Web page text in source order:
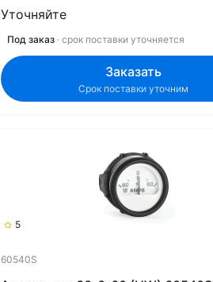
Уточняйте
Под заказ · срок поставки уточняется
Заказать
Срок поставки уточним
5
60540S